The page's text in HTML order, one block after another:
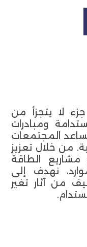
جزء لا يتجزأ من
ومبادرات
المجتمعات
من خلال تعزيز
مشاريع الطاقة
نهدف إلى
من آثار تغير